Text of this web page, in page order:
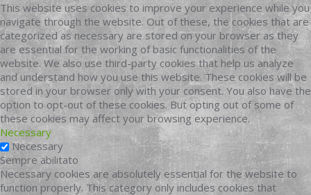
This website uses cookies to improve your experience while you
navigate through the website. Out of these, the cookies that are
categorized as necessary are stored on your browser as they
are essential for the working of basic functionalities of the
website. We also use third-party cookies that help us analyze
and understand how you use this website. These cookies will be
stored in your browser only with your consent. You also have the
option to opt-out of these cookies. But opting out of some of
these cookies may affect your browsing experience.
Necessary
Necessary
Sempre abilitato
Necessary cookies are absolutely essential for the website to
function properly. This category only includes cookies that